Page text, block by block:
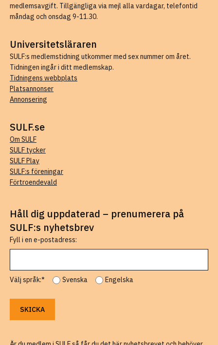
medlemsavgift. Tillgängliga via mejl alla vardagar, telefontid
måndag och onsdag 9-11.30.
Universitetsläraren
SULF:s medlemstidning utkommer med sex nummer om året.
Tidningen ingår i ditt medlemskap.
Tidningens webbplats
Platsannonser
Annonsering
SULF.se
Om SULF
SULF tycker
SULF Play
SULF:s föreningar
Förtroendevald
Håll dig uppdaterad – prenumerera på
SULF:s nyhetsbrev
Fyll i en e-postadress:
Välj språk:* Svenska Engelska